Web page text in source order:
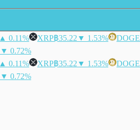
▲ 0.11% XRP฿35.22 ▼ 1.53% DOGE
▼ 0.72%
▲ 0.11% XRP฿35.22 ▼ 1.53% DOGE
▼ 0.72%